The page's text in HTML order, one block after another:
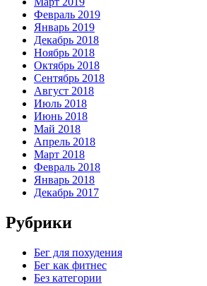
Февраль 2019
Январь 2019
Декабрь 2018
Ноябрь 2018
Октябрь 2018
Сентябрь 2018
Август 2018
Июль 2018
Июнь 2018
Май 2018
Апрель 2018
Март 2018
Февраль 2018
Январь 2018
Декабрь 2017
Рубрики
Бег для похудения
Бег как фитнес
Без категории